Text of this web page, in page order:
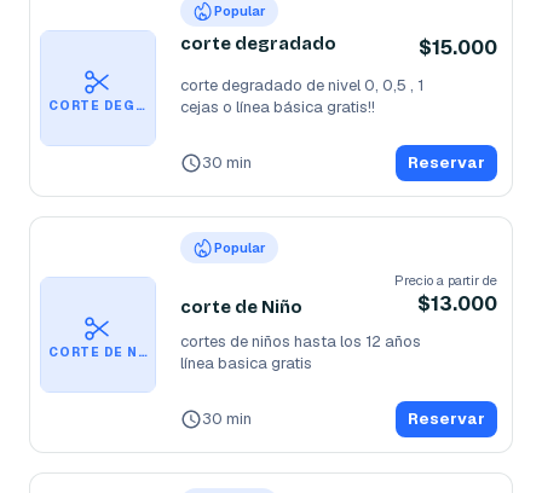
CORTE DEGRADADO
Popular
corte degradado $15.000
corte degradado de nivel 0, 0,5 , 1
cejas o línea básica gratis!!
30 min Reservar
CORTE DE NIÑO
Popular
corte de Niño
Precio a partir de
$13.000
cortes de niños hasta los 12 años
línea basica gratis
30 min Reservar